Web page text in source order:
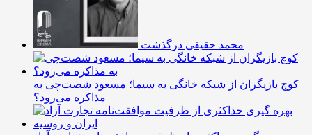
محمد حقیقی درگذشت
کوچ بازیگران از شبکه خانگی به سیما؛ مسعود شصت‌چی به
مذاکره می‌رود؟